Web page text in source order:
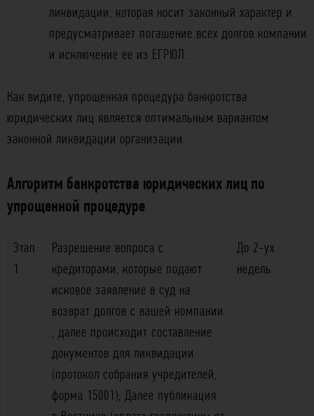
ликвидации, которая носит законный характер и
предусматривает погашение всех долгов компании
и исключение ее из ЕГРЮЛ.
Как видите, упрощенная процедура банкротства
юридических лиц является оптимальным вариантом
законной ликвидации организации.
Алгоритм банкротства юридических лиц по
упрощенной процедуре
Этап
1
Разрешение вопроса с
кредиторами, которые подают
исковое заявление в суд на
возврат долгов с вашей компании
, далее происходит составление
документов для ликвидации
(протокол собрания учредителей,
форма 15001); Далее публикация
До 2-ух
недель